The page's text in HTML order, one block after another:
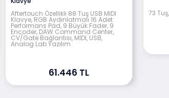
Aftertouch Özellikli 88 Tuş USB MIDI
Klavye, RGB Aydınlatmalı 16 Adet
Performans Pad, 9 Büyük Fader, 9
Encoder, DAW Command Center,
CV/Gate Bağlantısı, MIDI, USB,
Analog Lab Yazılım
61.446 TL
73